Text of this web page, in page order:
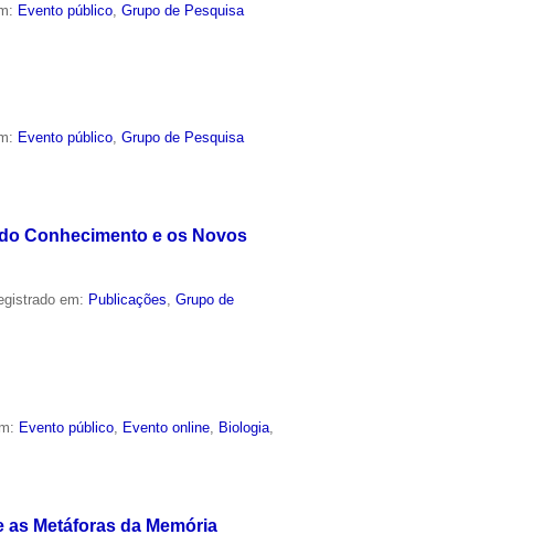
Evento público ,Grupo de Pesquisa
Evento público,Grupo de Pesquisa
Conhecimento e os Novos
em: Publicações,Grupo de
Evento público Evento online Biologia
Metáforas da Memória